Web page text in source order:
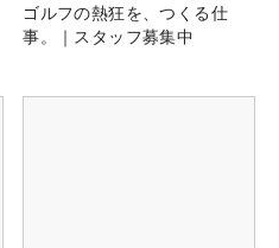
ゴルフの熱狂を、つくる仕
事。｜スタッフ募集中